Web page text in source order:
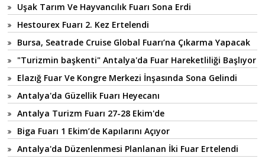
Uşak Tarım Ve Hayvancılık Fuarı Sona Erdi
Hestourex Fuarı 2. Kez Ertelendi
Bursa, Seatrade Cruise Global Fuarı’na Çıkarma Yapacak
"Turizmin başkenti" Antalya'da Fuar Hareketliliği Başlıyor
Elazığ Fuar Ve Kongre Merkezi İnşasında Sona Gelindi
Antalya'da Güzellik Fuarı Heyecanı
Antalya Turizm Fuarı 27-28 Ekim'de
Biga Fuarı 1 Ekim’de Kapılarını Açıyor
Antalya'da Düzenlenmesi Planlanan İki Fuar Ertelendi